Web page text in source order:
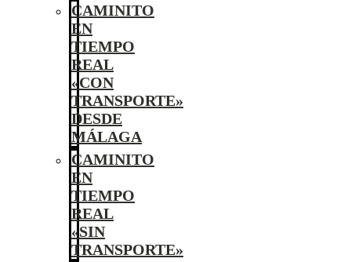
CAMINITO
EN
TIEMPO
REAL
«CON
TRANSPORTE»
DESDE
MÁLAGA
CAMINITO
EN
TIEMPO
REAL
«SIN
TRANSPORTE»